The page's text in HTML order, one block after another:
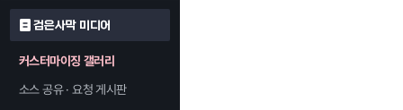
검은사막 미디어
커스터마이징 갤러리
소스 공유 · 요청 게시판